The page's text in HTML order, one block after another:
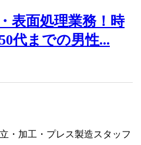
表面処理業務！時
代までの男性...
・加工・プレス製造スタッフ